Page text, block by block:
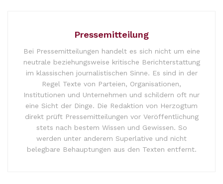
Pressemitteilung
Bei Pressemitteilungen handelt es sich nicht um eine
neutrale beziehungsweise kritische Berichterstattung
im klassischen journalistischen Sinne. Es sind in der
Regel Texte von Parteien, Organisationen,
Institutionen und Unternehmen und schildern oft nur
eine Sicht der Dinge. Die Redaktion von Herzogtum
direkt prüft Pressemitteilungen vor Veröffentlichung
stets nach bestem Wissen und Gewissen. So
werden unter anderem Superlative und nicht
belegbare Behauptungen aus den Texten entfernt.